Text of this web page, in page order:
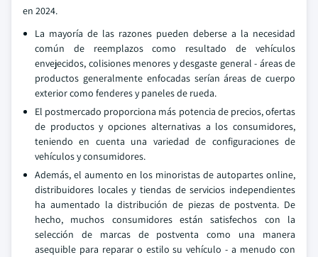
en 2024.
La mayoría de las razones pueden deberse a la necesidad
común de reemplazos como resultado de vehículos
envejecidos, colisiones menores y desgaste general - áreas de
productos generalmente enfocadas serían áreas de cuerpo
exterior como fenderes y paneles de rueda.
El postmercado proporciona más potencia de precios, ofertas
de productos y opciones alternativas a los consumidores,
teniendo en cuenta una variedad de configuraciones de
vehículos y consumidores.
Además, el aumento en los minoristas de autopartes online,
distribuidores locales y tiendas de servicios independientes
ha aumentado la distribución de piezas de postventa. De
hecho, muchos consumidores están satisfechos con la
selección de marcas de postventa como una manera
asequible para reparar o estilo su vehículo - a menudo con